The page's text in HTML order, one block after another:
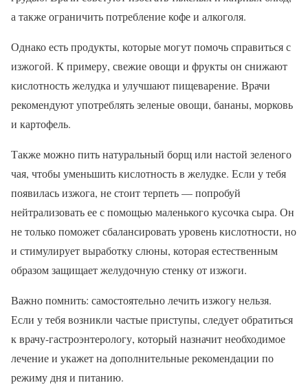
а также ограничить потребление кофе и алкоголя.
Однако есть продукты, которые могут помочь справиться с
изжогой. К примеру, свежие овощи и фрукты он снижают
кислотность желудка и улучшают пищеварение. Врачи
рекомендуют употреблять зеленые овощи, бананы, морковь
и картофель.
Также можно пить натуральный борщ или настой зеленого
чая, чтобы уменьшить кислотность в желудке. Если у тебя
появилась изжога, не стоит терпеть — попробуй
нейтрализовать ее с помощью маленького кусочка сыра. Он
не только поможет сбалансировать уровень кислотности, но
и стимулирует выработку слюны, которая естественным
образом защищает желудочную стенку от изжоги.
Важно помнить: самостоятельно лечить изжогу нельзя.
Если у тебя возникли частые приступы, следует обратиться
к врачу-гастроэнтерологу, который назначит необходимое
лечение и укажет на дополнительные рекомендации по
режиму дня и питанию.